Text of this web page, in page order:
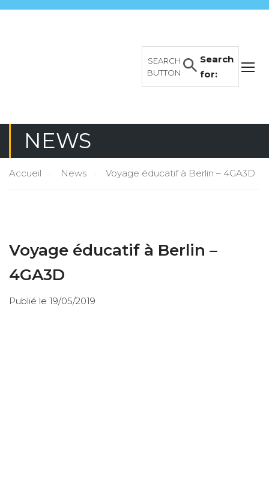
Search
for:
SEARCH
BUTTON
NEWS
Accueil News Voyage éducatif à Berlin – 4GA3D
Voyage éducatif à Berlin –
4GA3D
Publié le 19/05/2019